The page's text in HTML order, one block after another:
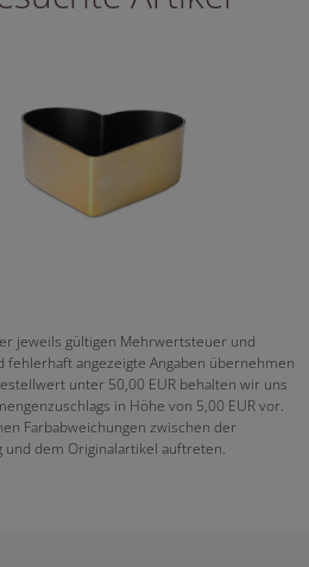
jeweils gültigen Mehrwertsteuer und
angezeigte Angaben übernehmen
unter 50,00 EUR behalten wir uns
in Höhe von 5,00 EUR vor.
Farbabweichungen zwischen der
dem Originalartikel auftreten.